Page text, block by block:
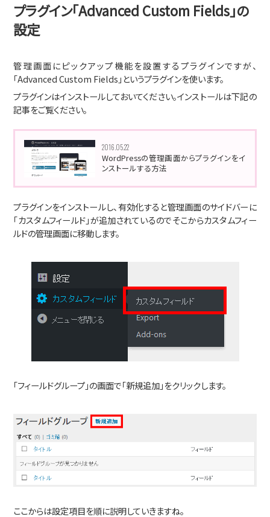
プラグイン「Advanced Custom Fields」の
設定
管理画面にピックアップ機能を設置するプラグインですが、
「Advanced Custom Fields」というプラグインを使います。
プラグインはインストールしておいてください。インストールは下記の
記事をご覧ください。
WordPressの管理画面からプラグインをイ
ンストールする方法
2016.05.22
プラグインをインストールし、有効化すると管理画面のサイドバーに
「カスタムフィールド」が追加されているのでそこからカスタムフィー
ルドの管理画面に移動します。
「フィールドグループ」の画面で「新規追加」をクリックします。
ここからは設定項目を順に説明していきますね。